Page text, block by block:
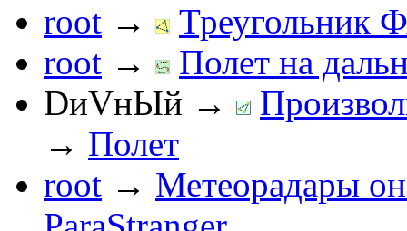
root →
Треугольник
root →
Полет на
DиVнЫй →
→ Полет
root → Метеорадары